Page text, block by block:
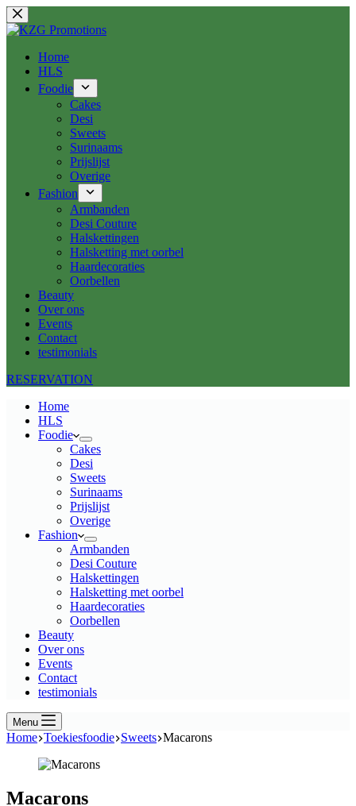
Ga
naar
inhoudHome
HLS
Foodie
Cakes
Desi
Sweets
Surinaams
Prijslijst
Overige
Fashion
Armbanden
Desi Couture
Halskettingen
Halsketting met oorbel
Haardecoraties
Oorbellen
Beauty
Over ons
Events
Contact
testimonials
RESERVATION
Home
HLS
Foodie
Cakes
Desi
Sweets
Surinaams
Prijslijst
Overige
Fashion
Armbanden
Desi Couture
Halskettingen
Halsketting met oorbel
Haardecoraties
Oorbellen
Beauty
Over ons
Events
Contact
testimonials
Menu
Home Toekiesfoodie Sweets Macarons
Macarons